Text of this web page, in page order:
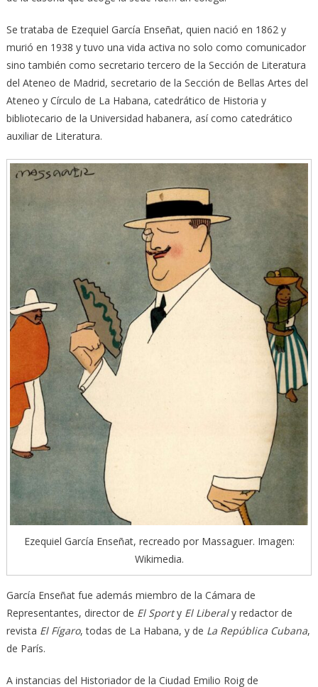
Se trataba de Ezequiel García Enseñat, quien nació en 1862 y
murió en 1938 y tuvo una vida activa no solo como comunicador
sino también como secretario tercero de la Sección de Literatura
del Ateneo de Madrid, secretario de la Sección de Bellas Artes del
Ateneo y Círculo de La Habana, catedrático de Historia y
bibliotecario de la Universidad habanera, así como catedrático
auxiliar de Literatura.
Ezequiel García Enseñat, recreado por Massaguer. Imagen:
Wikimedia.
García Enseñat fue además miembro de la Cámara de
Representantes, director de El Sporty El Liberaly redactor de
revista El Fígaro, todas de La Habana, y de La República Cubana,
de París.
A instancias del Historiador de la Ciudad Emilio Roig de